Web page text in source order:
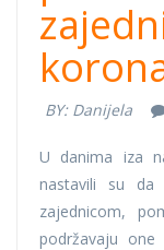
BY: Danijela
U danima iza
nastavili su da
zajednicom,
podržavaju